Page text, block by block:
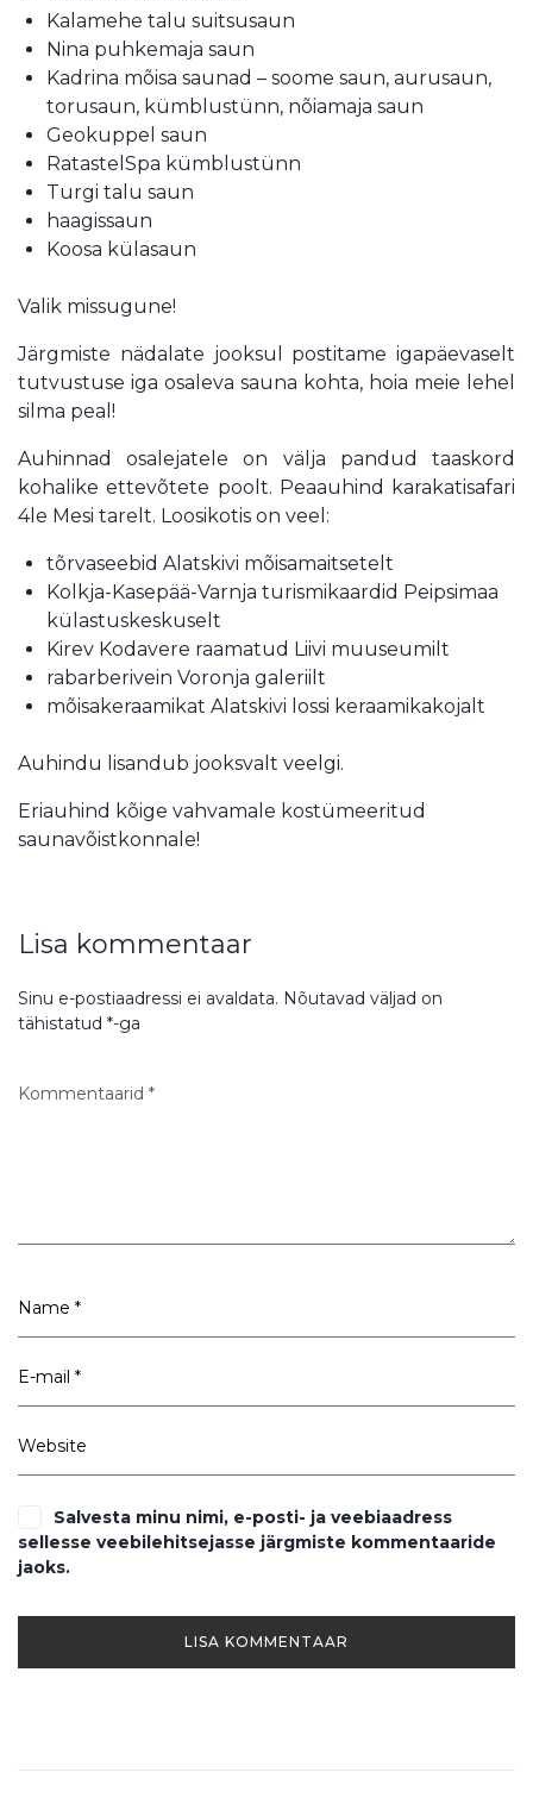
Kalamehe talu suitsusaun
Nina puhkemaja saun
Kadrina mõisa saunad – soome saun, aurusaun,
torusaun, kümblustünn, nõiamaja saun
Geokuppel saun
RatastelSpa kümblustünn
Turgi talu saun
haagissaun
Koosa külasaun
Valik missugune!
Järgmiste nädalate jooksul postitame igapäevaselt
tutvustuse iga osaleva sauna kohta, hoia meie lehel
silma peal!
Auhinnad osalejatele on välja pandud taaskord
kohalike ettevõtete poolt. Peaauhind karakatisafari
4le Mesi tarelt. Loosikotis on veel:
tõrvaseebid Alatskivi mõisamaitsetelt
Kolkja-Kasepää-Varnja turismikaardid Peipsimaa
külastuskeskuselt
Kirev Kodavere raamatud Liivi muuseumilt
rabarberivein Voronja galeriilt
mõisakeraamikat Alatskivi lossi keraamikakojalt
Auhindu lisandub jooksvalt veelgi.
Eriauhind kõige vahvamale kostümeeritud
saunavõistkonnale!
Lisa kommentaar
Sinu e-postiaadressi ei avaldata. Nõutavad väljad on
tähistatud *-ga
Salvesta minu nimi, e-posti- ja veebiaadress
sellesse veebilehitsejasse järgmiste kommentaaride
jaoks.